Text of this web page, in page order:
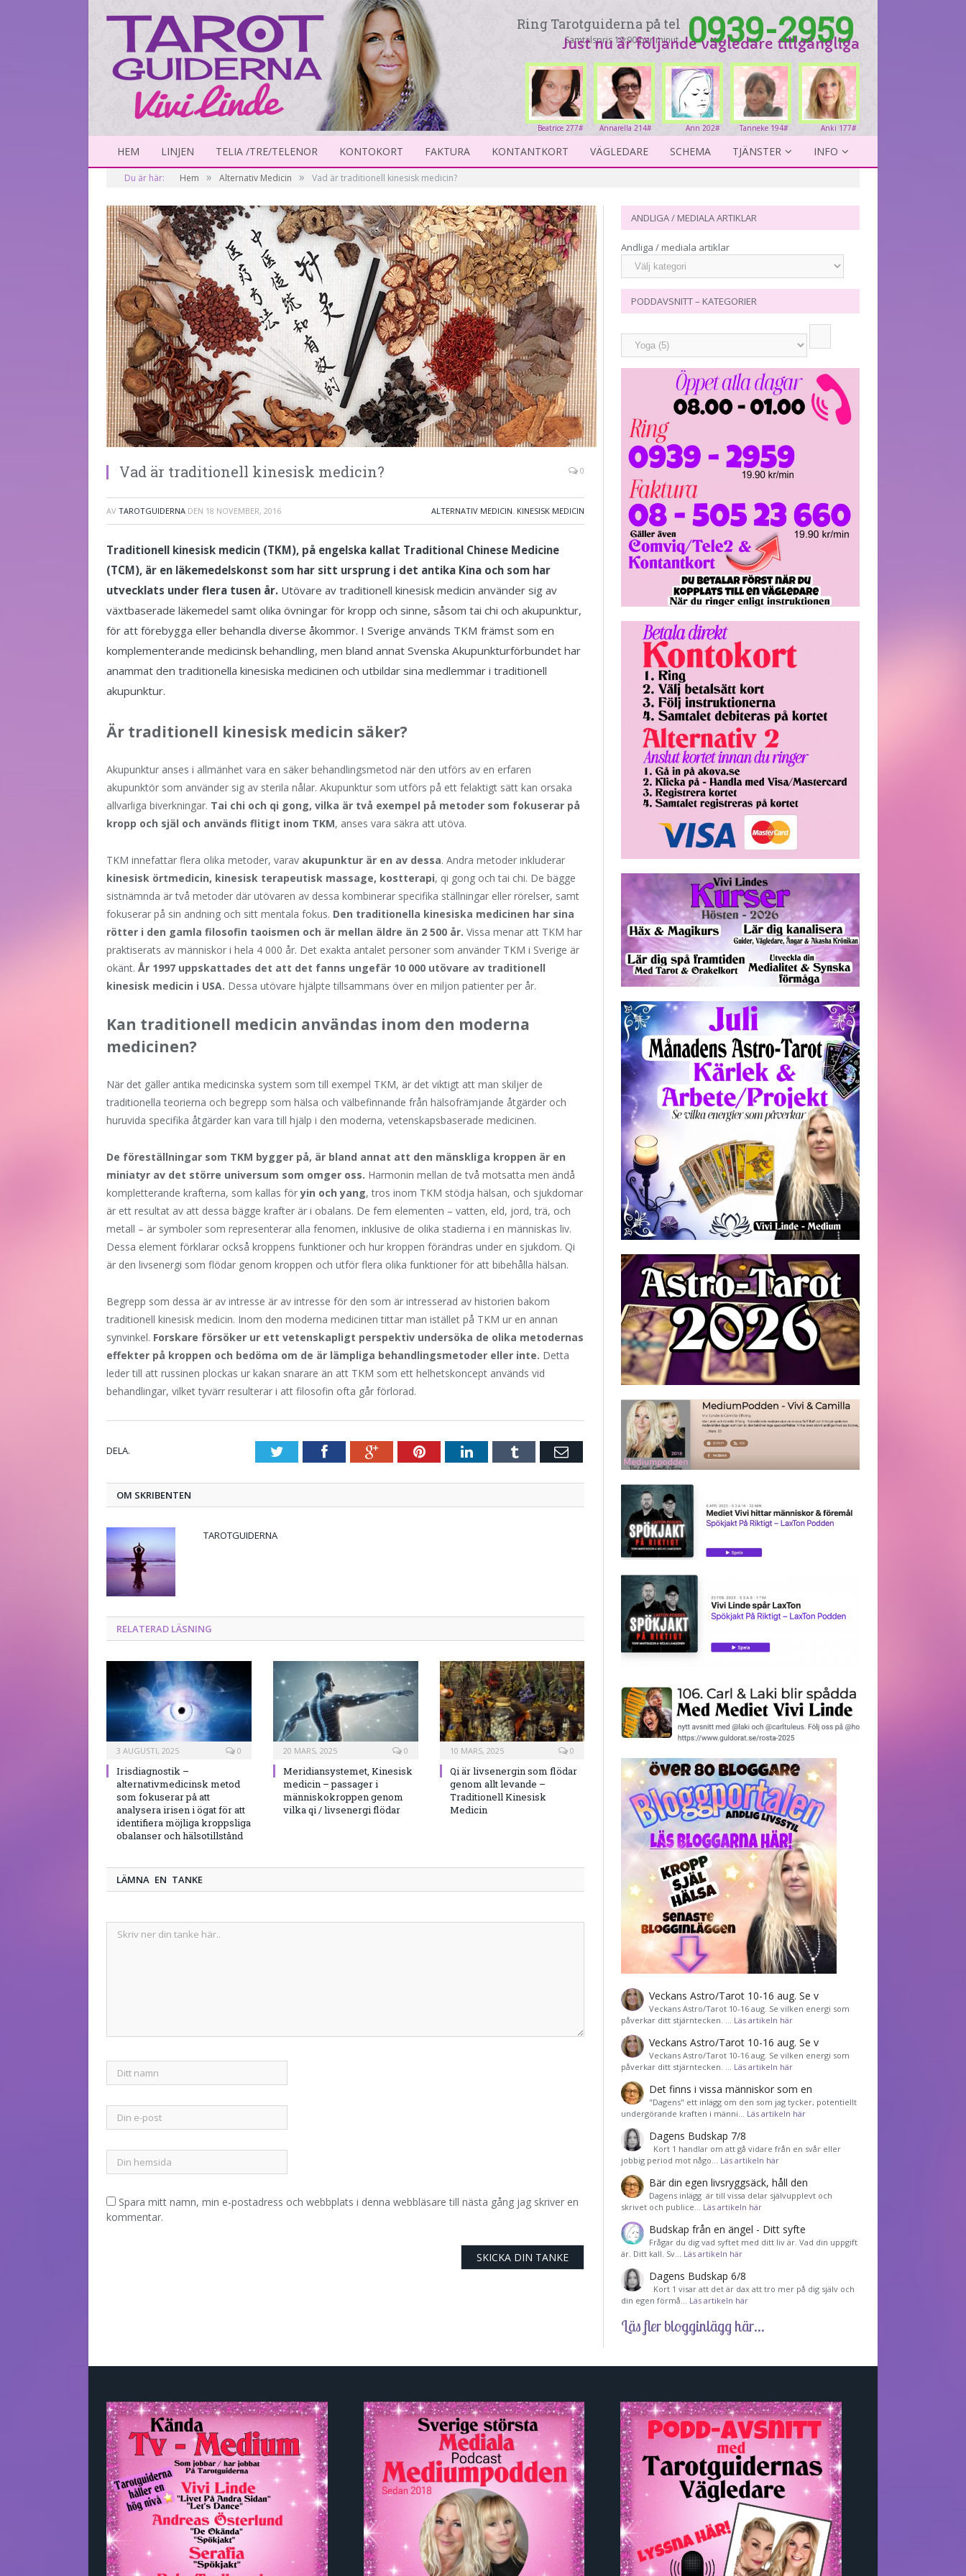
Ring Tarotguiderna på tel
Samtalspris 19:90 per minut. 0939-2959
Just nu är följande vägledare tillgängliga
Anki 177#
Tanneke 194#
Ann 202#
Annarella 214#
Beatrice 277#
HEM LINJEN TELIA /TRE/TELENOR KONTOKORT FAKTURA KONTANTKORT VÄGLEDARE SCHEMA TJÄNSTER INFO
Du är här: Hem » Alternativ Medicin » Vad är traditionell kinesisk medicin?
Vad är traditionell kinesisk medicin? 0
AV TAROTGUIDERNA DEN 18 NOVEMBER, 2016 ALTERNATIV MEDICIN, KINESISK MEDICIN
Traditionell kinesisk medicin (TKM), på engelska kallat Traditional Chinese Medicine
(TCM), är en läkemedelskonst som har sitt ursprung i det antika Kina och som har
utvecklats under flera tusen år. Utövare av traditionell kinesisk medicin använder sig av
växtbaserade läkemedel samt olika övningar för kropp och sinne, såsom tai chi och akupunktur,
för att förebygga eller behandla diverse åkommor. I Sverige används TKM främst som en
komplementerande medicinsk behandling, men bland annat Svenska Akupunkturförbundet har
anammat den traditionella kinesiska medicinen och utbildar sina medlemmar i traditionell
akupunktur.
Är traditionell kinesisk medicin säker?
Akupunktur anses i allmänhet vara en säker behandlingsmetod när den utförs av en erfaren
akupunktör som använder sig av sterila nålar. Akupunktur som utförs på ett felaktigt sätt kan orsaka
allvarliga biverkningar. Tai chi och qi gong, vilka är två exempel på metoder som fokuserar på
kropp och själ och används flitigt inom TKM, anses vara säkra att utöva.
TKM innefattar flera olika metoder, varav akupunktur är en av dessa. Andra metoder inkluderar
kinesisk örtmedicin, kinesisk terapeutisk massage, kostterapi, qi gong och tai chi. De bägge
sistnämnda är två metoder där utövaren av dessa kombinerar specifika ställningar eller rörelser, samt
fokuserar på sin andning och sitt mentala fokus. Den traditionella kinesiska medicinen har sina
rötter i den gamla filosofin taoismen och är mellan äldre än 2 500 år. Vissa menar att TKM har
praktiserats av människor i hela 4 000 år. Det exakta antalet personer som använder TKM i Sverige är
okänt. År 1997 uppskattades det att det fanns ungefär 10 000 utövare av traditionell
kinesisk medicin i USA. Dessa utövare hjälpte tillsammans över en miljon patienter per år.
Kan traditionell medicin användas inom den moderna
medicinen?
När det gäller antika medicinska system som till exempel TKM, är det viktigt att man skiljer de
traditionella teorierna och begrepp som hälsa och välbefinnande från hälsofrämjande åtgärder och
huruvida specifika åtgärder kan vara till hjälp i den moderna, vetenskapsbaserade medicinen.
De föreställningar som TKM bygger på, är bland annat att den mänskliga kroppen är en
miniatyr av det större universum som omger oss. Harmonin mellan de två motsatta men ändå
kompletterande krafterna, som kallas föryin och yang, tros inom TKM stödja hälsan, och sjukdomar
är ett resultat av att dessa bägge krafter är i obalans. De fem elementen – vatten, eld, jord, trä, och
metall – är symboler som representerar alla fenomen, inklusive de olika stadierna i en människas liv.
Dessa element förklarar också kroppens funktioner och hur kroppen förändras under en sjukdom. Qi
är den livsenergi som flödar genom kroppen och utför flera olika funktioner för att bibehålla hälsan.
Begrepp som dessa är av intresse är av intresse för den som är intresserad av historien bakom
traditionell kinesisk medicin. Inom den moderna medicinen tittar man istället på TKM ur en annan
synvinkel. Forskare försöker ur ett vetenskapligt perspektiv undersöka de olika metodernas
effekter på kroppen och bedöma om de är lämpliga behandlingsmetoder eller inte. Detta
leder till att russinen plockas ur kakan snarare än att TKM som ett helhetskoncept används vid
behandlingar, vilket tyvärr resulterar i att filosofin ofta går förlorad.
DELA. TwitterFacebookGoogle+PinterestLinkedInTumblr E-
OM SKRIBENTEN
TAROTGUIDERNA
RELATERAD LÄSNING
3 AUGUSTI, 2025 0
Irisdiagnostik –
alternativmedicinsk metod
som fokuserar på att
analysera irisen i ögat för att
identifiera möjliga kroppsliga
obalanser och hälsotillstånd
20 MARS, 2025 0
Meridiansystemet, Kinesisk
medicin – passager i
människokroppen genom
vilka qi / livsenergi flödar
10 MARS, 2025 0
Qi är livsenergin som flödar
genom allt levande –
Traditionell Kinesisk
Medicin
LÄMNA EN TANKE
Spara mitt namn, min e-postadress och webbplats i denna webbläsare till nästa gång jag skriver en
kommentar.
ANDLIGA / MEDIALA ARTIKLAR
Andliga / mediala artiklar
PODDAVSNITT – KATEGORIER
Veckans Astro/Tarot 10-16 aug. Se v
Veckans Astro/Tarot 10-16 aug. Se vilken energi som
påverkar ditt stjärntecken. … Läs artikeln här
Veckans Astro/Tarot 10-16 aug. Se v
Veckans Astro/Tarot 10-16 aug. Se vilken energi som
påverkar ditt stjärntecken. … Läs artikeln här
Det finns i vissa människor som en
"Dagens" ett inlägg om den som jag tycker, potentiellt
undergörande kraften i männi… Läs artikeln här
Dagens Budskap 7/8
Kort 1 handlar om att gå vidare från en svår eller
jobbig period mot någo… Läs artikeln här
Bär din egen livsryggsäck, håll den
Dagens inlägg är till vissa delar självupplevt och
skrivet och publice… Läs artikeln här
Budskap från en ängel - Ditt syfte
Frågar du dig vad syftet med ditt liv är. Vad din uppgift
är. Ditt kall. Sv… Läs artikeln här
Dagens Budskap 6/8
Kort 1 visar att det är dax att tro mer på dig själv och
din egen förmå… Läs artikeln här
Läs fler blogginlägg här...